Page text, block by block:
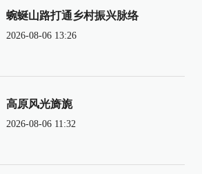
蜿蜒山路打通乡村振兴脉络
2026-08-06 13:26
高原风光旖旎
2026-08-06 11:32